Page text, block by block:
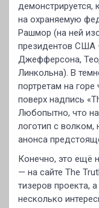
демонстрируется,
на охраняемую
Рашмор (на ней
президентов США
Джефферсона,
Линкольна). В
портретам на
поверх надпись
Любопытно, что
логотип с волком,
анонса
Конечно, это ещё
— на сайте The
тизеров проекта,
несколько